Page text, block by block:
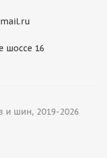
шоссе 16
шин, 2019-2026